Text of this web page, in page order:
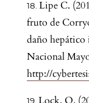
Lipe C.
fruto de
daño
Nacional
http://